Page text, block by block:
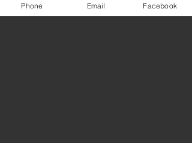
Datos de contacto
Phone Email Facebook